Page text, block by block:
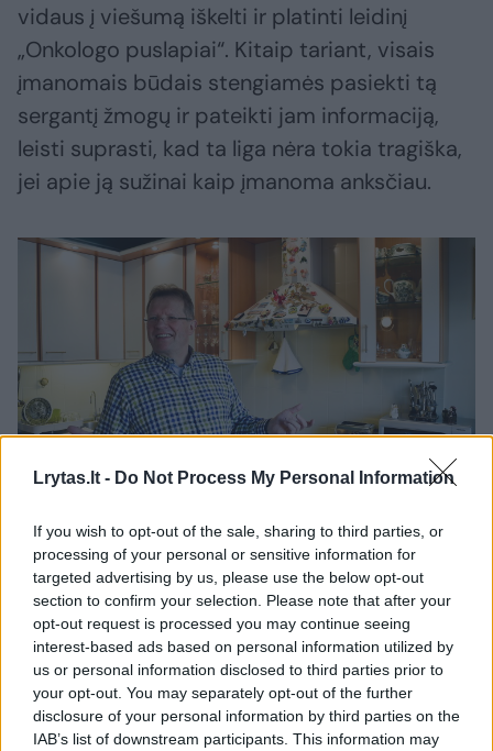
Lrytas.lt - Do Not Process My Personal Information
If you wish to opt-out of the sale, sharing to third parties, or
processing of your personal or sensitive information for
targeted advertising by us, please use the below opt-out
section to confirm your selection. Please note that after your
opt-out request is processed you may continue seeing
interest-based ads based on personal information utilized by
us or personal information disclosed to third parties prior to
your opt-out. You may separately opt-out of the further
disclosure of your personal information by third parties on the
IAB’s list of downstream participants. This information may
vidaus į viešumą iškelti ir platinti leidinį
„Onkologo puslapiai“. Kitaip tariant, visais
įmanomais būdais stengiamės pasiekti tą
sergantį žmogų ir pateikti jam informaciją,
leisti suprasti, kad ta liga nėra tokia tragiška,
jei apie ją sužinai kaip įmanoma anksčiau.
Paulius Rakštys
V.Ščiavinsko nuotr.
– Apklausos rodo, kad vyrai itin baiminasi
prarasti vyriškumą, tad prostatos
klausimai yra itin jautrūs, o ką kalbėti apie